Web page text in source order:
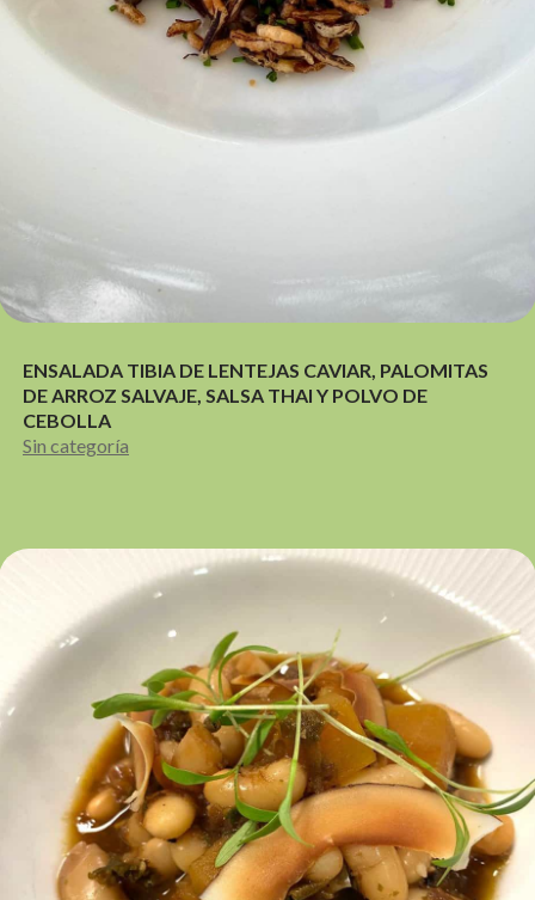
ENSALADA TIBIA DE LENTEJAS CAVIAR, PALOMITAS
DE ARROZ SALVAJE, SALSA THAI Y POLVO DE
CEBOLLA
Sin categoría